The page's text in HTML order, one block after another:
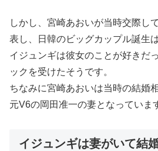
しかし、宮崎あおいが当時交際し
表し、日韓のビッグカップル誕生
イジュンギは彼女のことが好きだ
ックを受けたそうです。
ちなみに宮崎あおいは当時の結婚
元V6の岡田准一の妻となっていま
イジュンギは妻がいて結